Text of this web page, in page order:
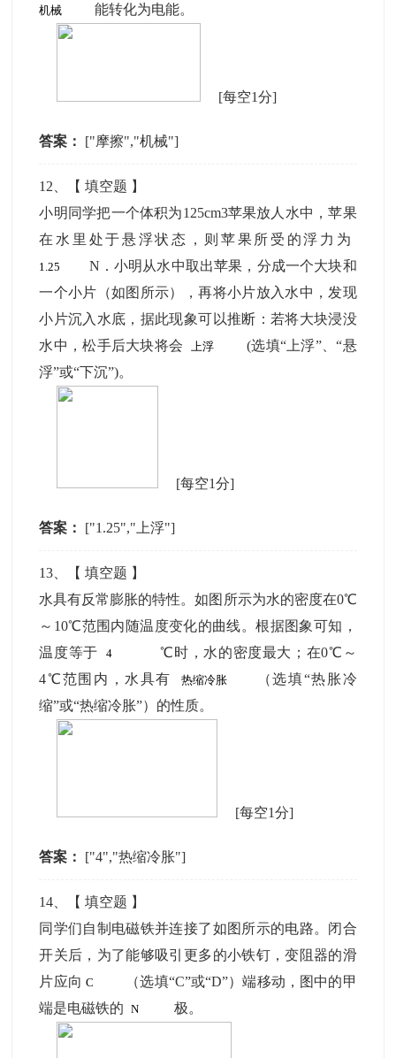
能转化为电能。
[每空1分]
答案： ["摩擦","机械"]
12 、【填空题 】
小明同学把一个体积为125cm3苹果放人水中，苹果
在水里处于悬浮状态，则苹果所受的浮力为
N．小明从水中取出苹果，分成一个大块和
一个小片（如图所示），再将小片放入水中，发现
小片沉入水底，据此现象可以推断：若将大块浸没
水中，松手后大块将会
(选填“上浮”、“悬
浮”或“下沉”)。
[每空1分]
答案： ["1.25","上浮"]
13 、【填空题 】
水具有反常膨胀的特性。如图所示为水的密度在0℃
～10℃范围内随温度变化的曲线。根据图象可知，
温度等于
℃时，水的密度最大；在0℃～
4℃范围内，水具有
（选填“热胀冷
缩”或“热缩冷胀”）的性质。
[每空1分]
答案： ["4","热缩冷胀"]
14 、【填空题 】
同学们自制电磁铁并连接了如图所示的电路。闭合
开关后，为了能够吸引更多的小铁钉，变阻器的滑
片应向
（选填“C”或“D”）端移动，图中的甲
端是电磁铁的
极。